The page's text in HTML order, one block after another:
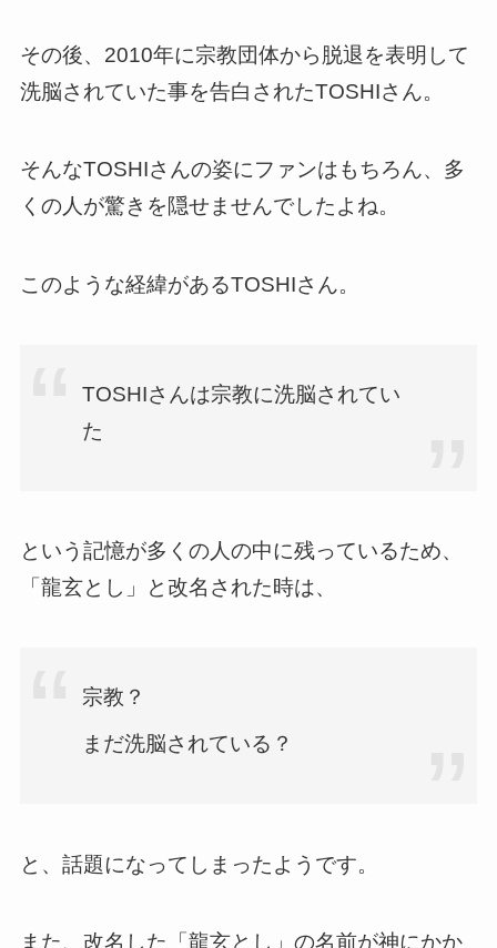
その後、2010年に宗教団体から脱退を表明して
洗脳されていた事を告白されたTOSHIさん。
そんなTOSHIさんの姿にファンはもちろん、多
くの人が驚きを隠せませんでしたよね。
このような経緯があるTOSHIさん。
TOSHIさんは宗教に洗脳されてい
た
という記憶が多くの人の中に残っているため、
「龍玄とし」と改名された時は、
宗教？
まだ洗脳されている？
と、話題になってしまったようです。
また、改名した「龍玄とし」の名前が神にかか